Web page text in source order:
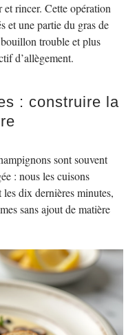
rincer. Cette opération
et une partie du gras de
trouble et plus
d’allègement.
: construire la
sont souvent
: nous les cuisons
dix dernières minutes,
sans ajout de matière